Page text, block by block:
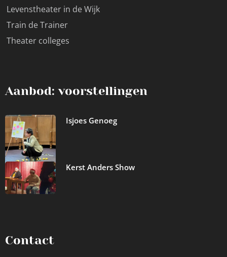
Levenstheater in de Wijk
Train de Trainer
Theater colleges
Aanbod: voorstellingen
Isjoes Genoeg
Kerst Anders Show
Contact